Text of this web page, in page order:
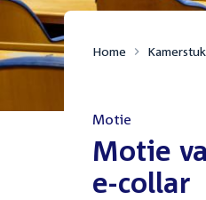
Home
Motie
:Motie
e-collar